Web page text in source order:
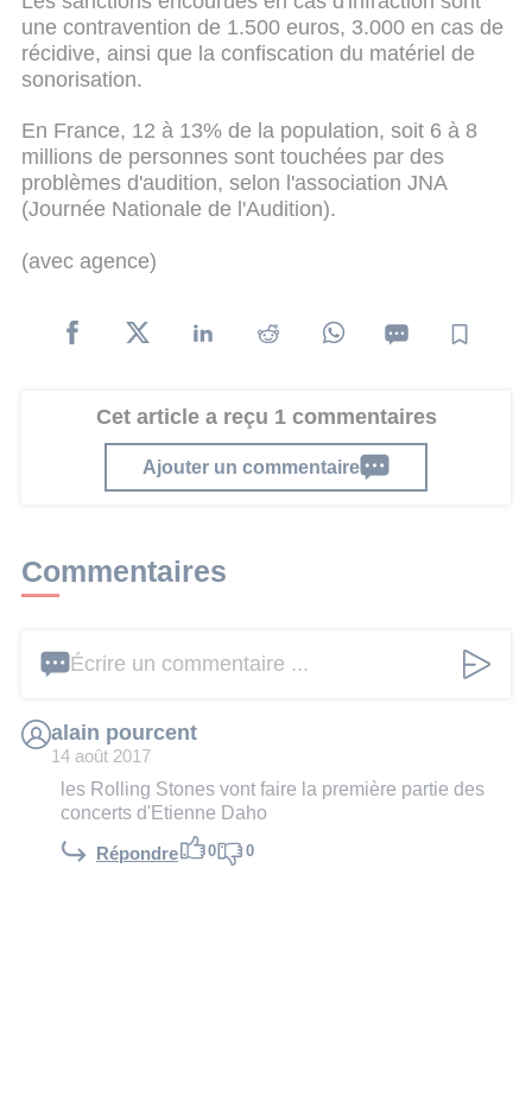
une contravention de 1.500 euros, 3.000 en cas de
récidive, ainsi que la confiscation du matériel de
sonorisation.
En France, 12 à 13% de la population, soit 6 à 8
millions de personnes sont touchées par des
problèmes d'audition, selon l'association JNA
(Journée Nationale de l'Audition).
(avec agence)
Cet article a reçu 1 commentaires
Ajouter un commentaire
Commentaires
Écrire un commentaire ...
alain pourcent
14 août 2017
les Rolling Stones vont faire la première partie des
concerts d'Etienne Daho
Répondre 0 0